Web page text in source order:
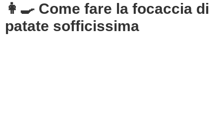
👩‍🍳 Come fare la focaccia di
patate sofficissima